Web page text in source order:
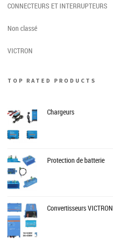
CONNECTEURS ET INTERRUPTEURS
Non classé
VICTRON
TOP RATED PRODUCTS
Chargeurs
Protection de batterie
Convertisseurs VICTRON